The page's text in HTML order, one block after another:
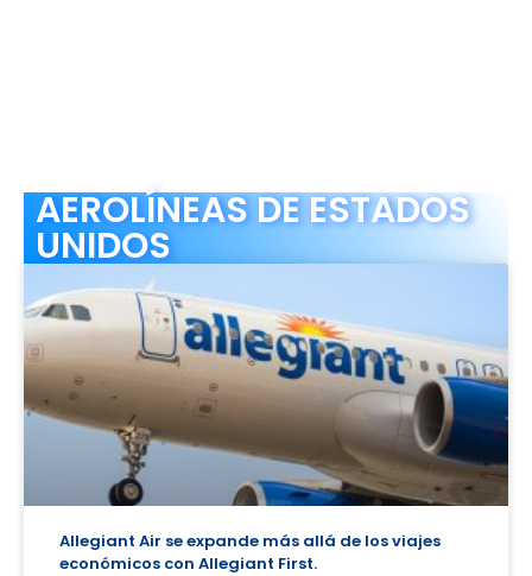
AEROLÍNEAS DE ESTADOS
UNIDOS
Allegiant Air se expande más allá de los viajes
económicos con Allegiant First.